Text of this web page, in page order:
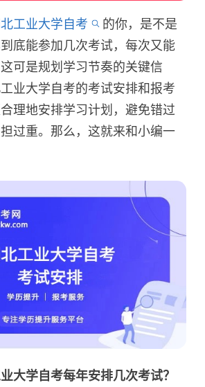
工业大学自考
的你，是不是
底能参加几次考试，每次又能
可是规划学习节奏的关键信
业大学自考的考试安排和报考
理地安排学习计划，避免错过
过重。那么，这就来和小编一
大学自考每年安排几次考试？‌